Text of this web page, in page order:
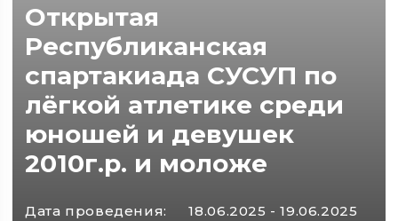
Открытая
Республиканская
спартакиада СУСУП по
лёгкой атлетике среди
юношей и девушек
2010г.р. и моложе
Дата проведения:
18.06.2025 - 19.06.2025